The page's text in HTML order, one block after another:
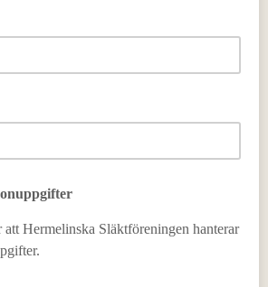
att Hermelinska Släktföreningen hanterar